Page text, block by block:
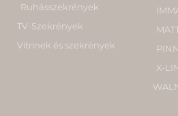
Ruhásszekrények
TV-Szekrények
Vitrinek és szekrények
X-